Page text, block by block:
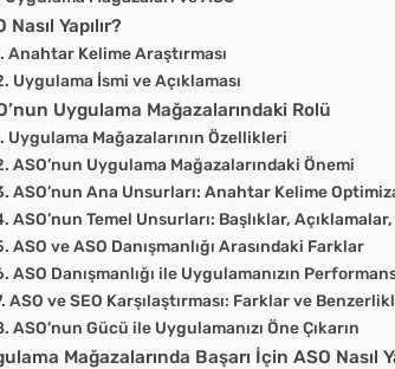
Nasıl Yapılır?
Anahtar Kelime Araştırması
Uygulama İsmi ve Açıklaması
Uygulama Mağazalarındaki Rolü
Uygulama Mağazalarının Özellikleri
ASO’nun Uygulama Mağazalarındaki Önemi
ASO’nun Ana Unsurları: Anahtar Kelime
ASO’nun Temel Unsurları: Başlıklar,
ASO ve ASO Danışmanlığı Arasındaki Farklar
ASO Danışmanlığı ile Uygulamanızın
ASO ve SEO Karşılaştırması: Farklar ve
ASO’nun Gücü ile Uygulamanızı Öne Çıkarın
Mağazalarında Başarı İçin ASO Nasıl